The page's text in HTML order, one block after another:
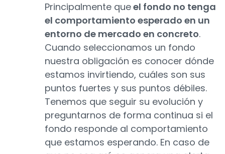
Principalmente queel fondo no tenga
el comportamiento esperado en un
entorno de mercado en concreto.
Cuando seleccionamos un fondo
nuestra obligación es conocer dónde
estamos invirtiendo, cuáles son sus
puntos fuertes y sus puntos débiles.
Tenemos que seguir su evolución y
preguntarnos de forma continua si el
fondo responde al comportamiento
que estamos esperando. En caso de